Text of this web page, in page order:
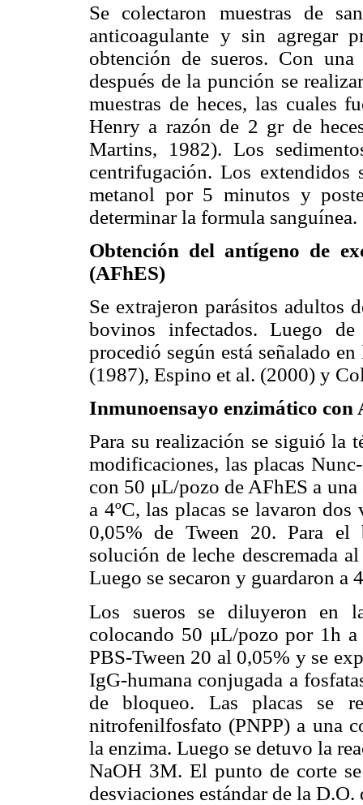
Se colectaron muestras de
anticoagulante y sin agregar
obtención de sueros. Con una
después de la punción se
muestras de heces, las cuales
Henry a razón de 2 gr de
Martins, 1982). Los
centrifugación. Los extendidos
metanol por 5 minutos y
determinar la formula sanguínea.
Obtención del antígeno de
(AFhES)
Se extrajeron parásitos adultos
bovinos infectados. Luego
procedió según está señalado
(1987), Espino et al. (2000) y
Inmunoensayo enzimático
Para su realización se siguió la
modificaciones, las placas
con 50 μL/pozo de AFhES a
a 4ºC, las placas se lavaron
0,05% de Tween 20. Para el
solución de leche descremada
Luego se secaron y guardaron a
Los sueros se diluyeron en
colocando 50 μL/pozo por 1h a
PBS-Tween 20 al 0,05% y se
IgG-humana conjugada a
de bloqueo. Las placas se
nitrofenilfosfato (PNPP) a una
la enzima. Luego se detuvo la
NaOH 3M. El punto de corte
desviaciones estándar de la